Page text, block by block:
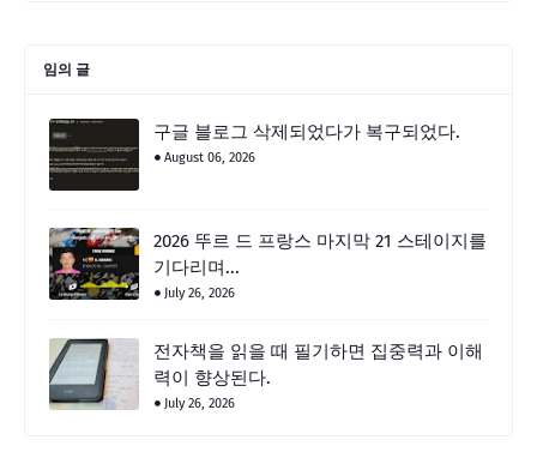
임의 글
구글 블로그 삭제되었다가 복구되었다.
August 06, 2026
2026 뚜르 드 프랑스 마지막 21 스테이지를
기다리며...
July 26, 2026
전자책을 읽을 때 필기하면 집중력과 이해
력이 향상된다.
July 26, 2026